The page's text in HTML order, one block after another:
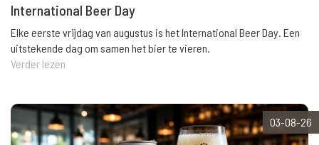
International Beer Day
Elke eerste vrijdag van augustus is het International Beer Day. Een
uitstekende dag om samen het bier te vieren.
Verder lezen
03-08-26